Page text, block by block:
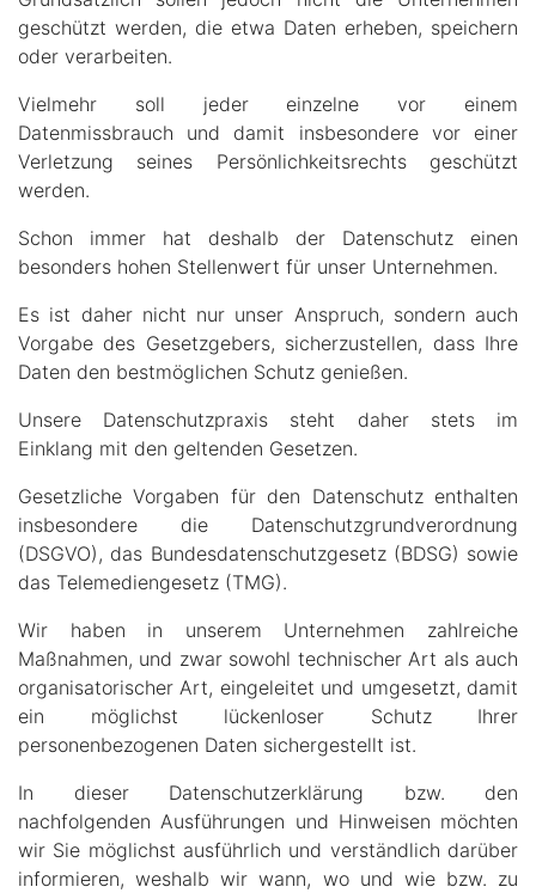
geschützt werden, die etwa Daten erheben, speichern
oder verarbeiten.
Vielmehr soll jeder einzelne vor einem
Datenmissbrauch und damit insbesondere vor einer
Verletzung seines Persönlichkeitsrechts geschützt
werden.
Schon immer hat deshalb der Datenschutz einen
besonders hohen Stellenwert für unser Unternehmen.
Es ist daher nicht nur unser Anspruch, sondern auch
Vorgabe des Gesetzgebers, sicherzustellen, dass Ihre
Daten den bestmöglichen Schutz genießen.
Unsere Datenschutzpraxis steht daher stets im
Einklang mit den geltenden Gesetzen.
Gesetzliche Vorgaben für den Datenschutz enthalten
insbesondere die Datenschutzgrundverordnung
(DSGVO), das Bundesdatenschutzgesetz (BDSG) sowie
das Telemediengesetz (TMG).
Wir haben in unserem Unternehmen zahlreiche
Maßnahmen, und zwar sowohl technischer Art als auch
organisatorischer Art, eingeleitet und umgesetzt, damit
ein möglichst lückenloser Schutz Ihrer
personenbezogenen Daten sichergestellt ist.
In dieser Datenschutzerklärung bzw. den
nachfolgenden Ausführungen und Hinweisen möchten
wir Sie möglichst ausführlich und verständlich darüber
informieren, weshalb wir wann, wo und wie bzw. zu